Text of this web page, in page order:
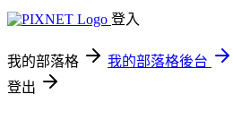
登入
我的部落格 我的部落格後台
登出